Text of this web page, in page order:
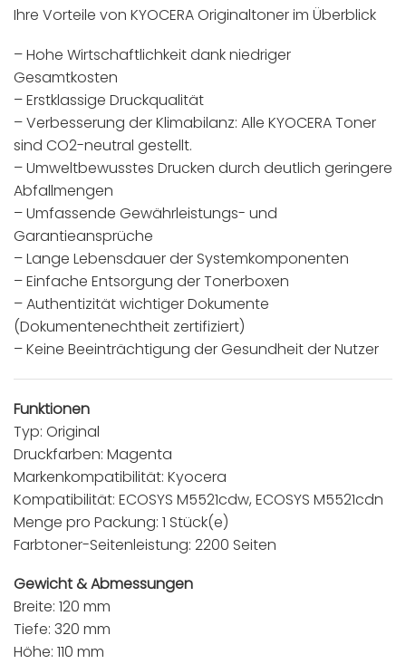
Ihre Vorteile von KYOCERA Originaltoner im Überblick
– Hohe Wirtschaftlichkeit dank niedriger
Gesamtkosten
– Erstklassige Druckqualität
– Verbesserung der Klimabilanz: Alle KYOCERA Toner
sind CO2-neutral gestellt.
– Umweltbewusstes Drucken durch deutlich geringere
Abfallmengen
– Umfassende Gewährleistungs- und
Garantieansprüche
– Lange Lebensdauer der Systemkomponenten
– Einfache Entsorgung der Tonerboxen
– Authentizität wichtiger Dokumente
(Dokumentenechtheit zertifiziert)
– Keine Beeinträchtigung der Gesundheit der Nutzer
Funktionen
Typ: Original
Druckfarben: Magenta
Markenkompatibilität: Kyocera
Kompatibilität: ECOSYS M5521cdw, ECOSYS M5521cdn
Menge pro Packung: 1 Stück(e)
Farbtoner-Seitenleistung: 2200 Seiten
Gewicht & Abmessungen
Breite: 120 mm
Tiefe: 320 mm
Höhe: 110 mm